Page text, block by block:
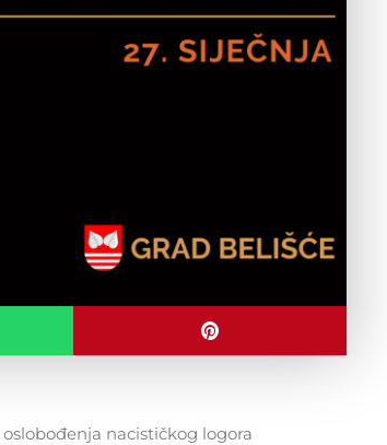
nacističkog logora